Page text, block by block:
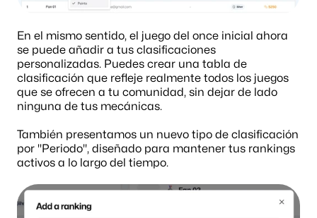
En el mismo sentido, el juego del once inicial ahora
se puede añadir a tus clasificaciones
personalizadas. Puedes crear una tabla de
clasificación que refleje realmente todos los juegos
que se ofrecen a tu comunidad, sin dejar de lado
ninguna de tus mecánicas.
También presentamos un nuevo tipo de clasificación
por "Periodo", diseñado para mantener tus rankings
activos a lo largo del tiempo.